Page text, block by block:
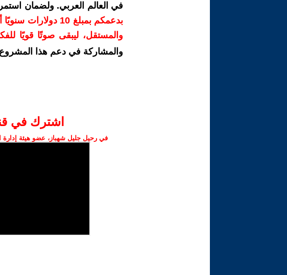
في العالم العربي. ولضمان
بدعمكم بمبلغ 10
والمستقل، ليبقى صوتًا قويًا
والمشاركة في دعم هذا المشروع
اشترك في
في رحيل جليل شهباز، عضو هيئة إدارة